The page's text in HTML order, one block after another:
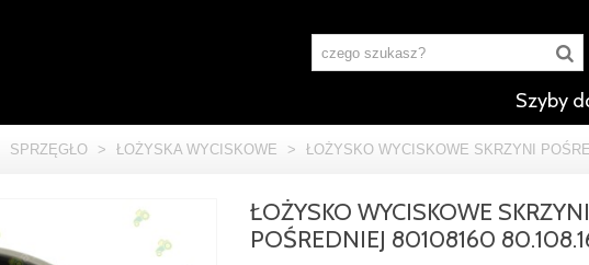
Szyby
SPRZĘGŁO > ŁOŻYSKA WYCISKOWE > ŁOŻYSKO WYCISKOWE SKRZYNI
ŁOŻYSKO WYCISKOWE SKRZYNI
POŚREDNIEJ 80108160